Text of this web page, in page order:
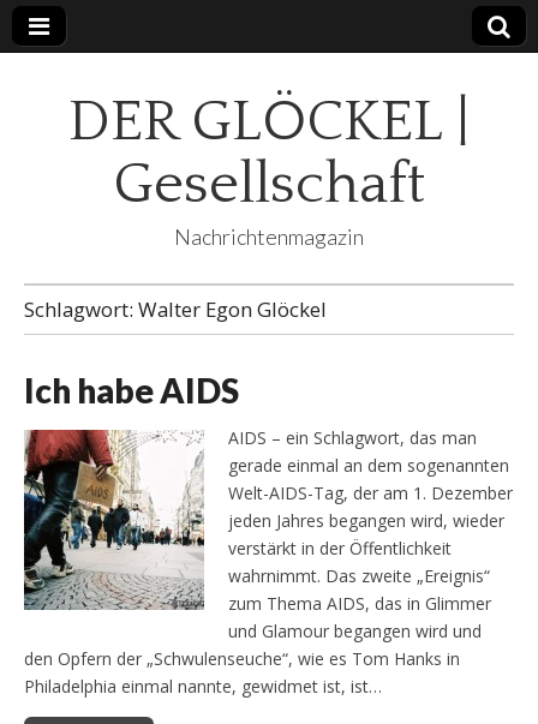
DER GLÖCKEL |
Gesellschaft
Nachrichtenmagazin
Schlagwort: Walter Egon Glöckel
Ich habe AIDS
AIDS – ein Schlagwort, das man
gerade einmal an dem sogenannten
Welt-AIDS-Tag, der am 1. Dezember
jeden Jahres begangen wird, wieder
verstärkt in der Öffentlichkeit
wahrnimmt. Das zweite „Ereignis“
zum Thema AIDS, das in Glimmer
und Glamour begangen wird und
den Opfern der „Schwulenseuche“, wie es Tom Hanks in
Philadelphia einmal nannte, gewidmet ist, ist…